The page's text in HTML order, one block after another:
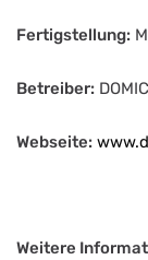
Fertigstellung:
Betreiber:
Webseite:
Weitere